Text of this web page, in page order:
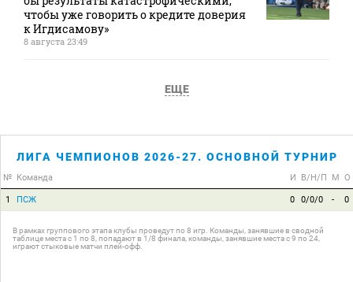
чтобы уже говорить о кредите доверия
к Игдисамову»
8 августа 23:49
ЕЩЕ
ЛИГА ЧЕМПИОНОВ 2026-27. ОСНОВНОЙ ТУРНИР
№ Команда И В/Н/П М О
1 ПСЖ 0 0/0/0 - 0
В рамках группового этапа клубы проведут по 8 игр. Команды, занявшие в сводной
таблице места с 1 по 8, попадают в 1/8 финала, команды, занявшие места с 9 по 24,
играют стыковые матчи плей-офф.